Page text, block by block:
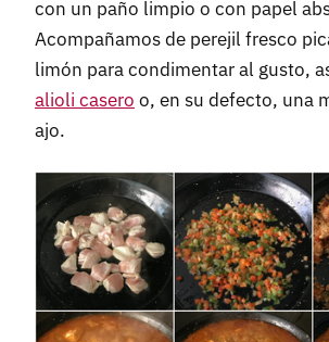
con un paño limpio o con papel
Acompañamos de perejil fresco
limón para condimentar al gusto,
alioli casero o, en su defecto, una
ajo.